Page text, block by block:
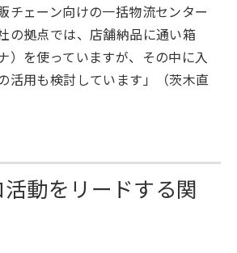
チェーン向けの一括物流センター
の拠点では、店舗納品に通い箱
）を使っていますが、その中に入
活用も検討しています」（茨木直
動をリードする関